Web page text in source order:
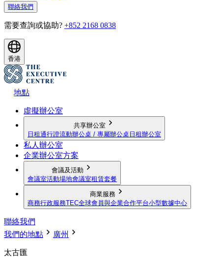
聯絡我們
需要查詢或協助? +852 2168 0838
香港
地點
虛擬辦公室
共享辦公室
日租通行證流動辦公桌 / 專屬辦公桌 日租辦公室
私人辦公室
企業辦公室方案
會議及活動
會議室活動場地會議室租賃套餐
商業服務
商務行政服務TEC全球會員與企業合作平台小型數據中心
聯絡我們
我們的地點
廣州
太古匯